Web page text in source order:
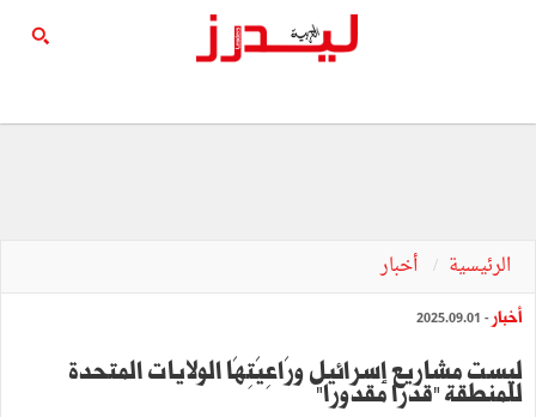
الرئيسية أخبار
أخبار - 2025.09.01
ليست مشاريع إسرائيل ورَاعِيَتِهَا الولايات المتحدة
للمنطقة "قدرا مقدورا"